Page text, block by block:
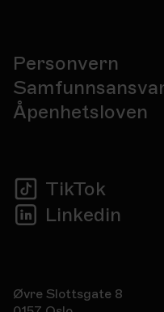
Personvern
Åpenhetsloven
TikTok
Linkedin
Øvre Slottsgate 8